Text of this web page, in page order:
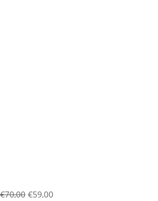
€70,00 Ursprünglicher
€59,00Aktueller